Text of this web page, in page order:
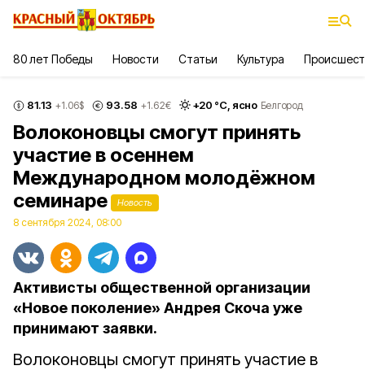
80 лет Победы Новости Статьи Культура
81.13 +1.06$ 93.58 +1.62€ +20 °С, ясно Белгород
Волоконовцы смогут принять
участие в осеннем
Международном молодёжном
семинаре
Новость
8 сентября 2024, 08:00
Активисты общественной организации
«Новое поколение» Андрея Скоча уже
принимают заявки.
Волоконовцы смогут принять участие в